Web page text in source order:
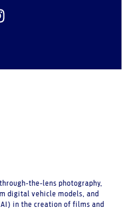
the-lens photography,
digital vehicle models, and
in the creation of films and